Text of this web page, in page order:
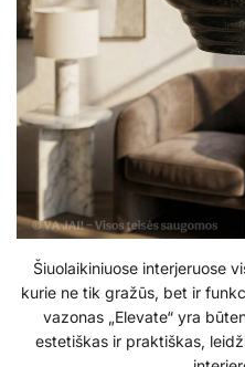
Šiuolaikiniuose interjeruose
kurie ne tik gražūs, bet ir
vazonas „Elevate“ yra
estetiškas ir praktiškas,